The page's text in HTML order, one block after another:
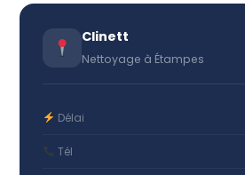
Clinett
Nettoyage à Étampes
Délai
Tél